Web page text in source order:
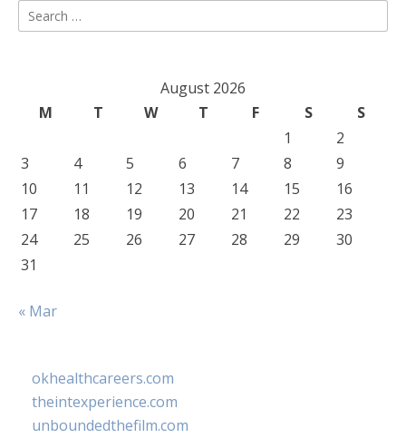
Search
for:
August 2026
M
T W T F S
S
1
2
3
4 5 6 7 8
9
10
11 12 13 14 15
16
17
18 19 20 21 22
23
24
25 26 27 28 29
30
31
« Mar
okhealthcareers.com
theintexperience.com
unboundedthefilm.com